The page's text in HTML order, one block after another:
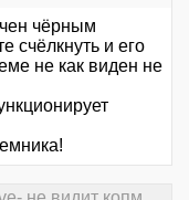
чёрным
счёлкнуть и его
не как виден не